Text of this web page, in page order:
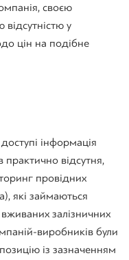
своєю
у
цін на подібне
інформація
практично відсутня,
провідних
які займаються
залізничних
виробників були
із зазначенням